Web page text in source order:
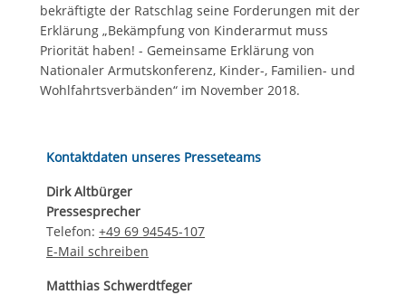
bekräftigte der Ratschlag seine Forderungen mit der
Erklärung „Bekämpfung von Kinderarmut muss
Priorität haben! - Gemeinsame Erklärung von
Nationaler Armutskonferenz, Kinder-, Familien- und
Wohlfahrtsverbänden“ im November 2018.
Kontaktdaten unseres Presseteams
Dirk Altbürger
Pressesprecher
Telefon:+49 69 94545-107
E-Mail schreiben
Matthias Schwerdtfeger